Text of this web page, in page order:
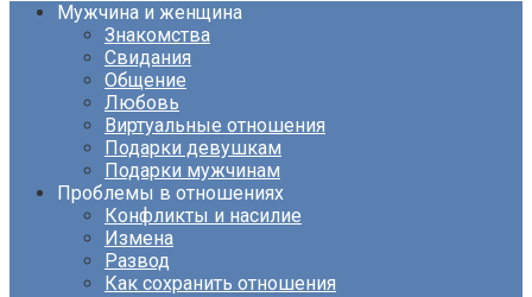
Мужчина и женщина
Знакомства
Свидания
Общение
Любовь
Виртуальные отношения
Подарки девушкам
Подарки мужчинам
Проблемы в отношениях
Конфликты и насилие
Измена
Развод
Как сохранить отношения